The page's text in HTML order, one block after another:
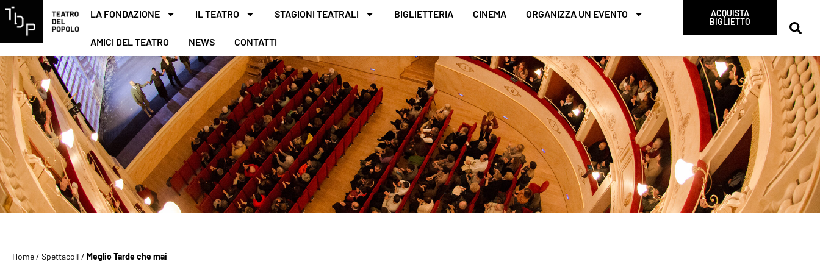
LA FONDAZIONE IL TEATRO STAGIONI TEATRALI BIGLIETTERIA CINEMA ORGANIZZA UN EVENTO
AMICI DEL TEATRO NEWS CONTATTI
ACQUISTA
BIGLIETTO
Home/ Spettacoli / Meglio Tarde che mai